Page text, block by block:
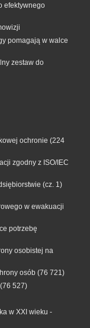
efektywnego
pomagają w walce
zestaw do
ochronie (224
zgodny z ISO/IEC
(cz. 1)
w ewakuacji
potrzebę
osobistej na
osób (76 721)
(76 527)
w XXI wieku -